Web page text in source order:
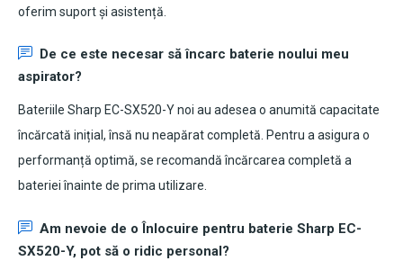
oferim suport și asistență.
De ce este necesar să încarc baterie noului meu
aspirator?
Bateriile Sharp EC-SX520-Y noi au adesea o anumită capacitate
încărcată inițial, însă nu neapărat completă. Pentru a asigura o
performanță optimă, se recomandă încărcarea completă a
bateriei înainte de prima utilizare.
Am nevoie de o Înlocuire pentru baterie Sharp EC-
SX520-Y, pot să o ridic personal?